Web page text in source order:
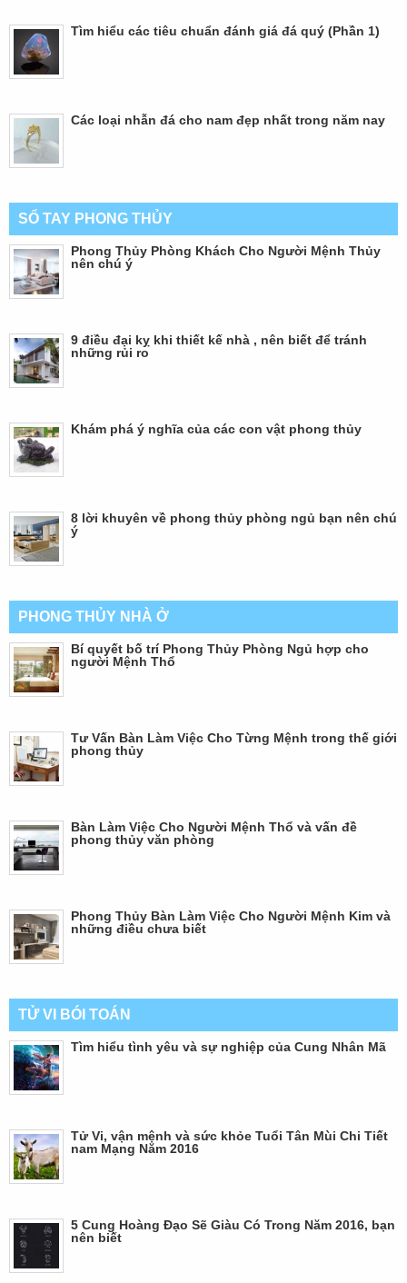
Tìm hiểu các tiêu chuẩn đánh giá đá quý (Phần 1)
Các loại nhẫn đá cho nam đẹp nhất trong năm nay
SỔ TAY PHONG THỦY
Phong Thủy Phòng Khách Cho Người Mệnh Thủy
nên chú ý
9 điều đại kỵ khi thiết kế nhà , nên biết để tránh
những rủi ro
Khám phá ý nghĩa của các con vật phong thủy
8 lời khuyên về phong thủy phòng ngủ bạn nên chú
ý
PHONG THỦY NHÀ Ở
Bí quyết bố trí Phong Thủy Phòng Ngủ hợp cho
người Mệnh Thổ
Tư Vấn Bàn Làm Việc Cho Từng Mệnh trong thế giới
phong thủy
Bàn Làm Việc Cho Người Mệnh Thổ và vấn đề
phong thủy văn phòng
Phong Thủy Bàn Làm Việc Cho Người Mệnh Kim và
những điều chưa biết
TỬ VI BÓI TOÁN
Tìm hiểu tình yêu và sự nghiệp của Cung Nhân Mã
Tử Vi, vận mệnh và sức khỏe Tuổi Tân Mùi Chi Tiết
nam Mạng Năm 2016
5 Cung Hoàng Đạo Sẽ Giàu Có Trong Năm 2016, bạn
nên biết